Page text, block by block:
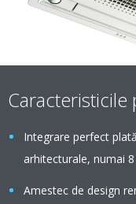
Integrare perfect
arhitecturale, numai
Amestec de design